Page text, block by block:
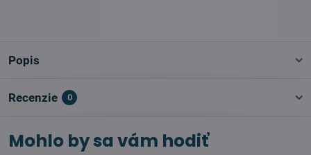
Popis
Recenzie 0
Mohlo by sa vám hodiť